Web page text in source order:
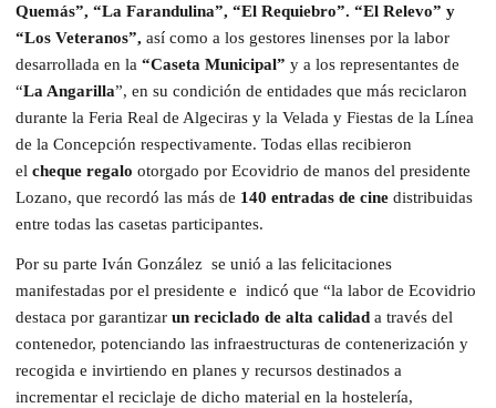
Quemás”, “La Farandulina”, “El Requiebro”. “El Relevo” y
“Los Veteranos”, así como a los gestores linenses por la labor
desarrollada en la “Caseta Municipal” y a los representantes de
“La Angarilla”, en su condición de entidades que más reciclaron
durante la Feria Real de Algeciras y la Velada y Fiestas de la Línea
de la Concepción respectivamente. Todas ellas recibieron
el cheque regalo otorgado por Ecovidrio de manos del presidente
Lozano, que recordó las más de 140 entradas de cine distribuidas
entre todas las casetas participantes.
Por su parte Iván González se unió a las felicitaciones
manifestadas por el presidente e indicó que “la labor de Ecovidrio
destaca por garantizar un reciclado de alta calidad a través del
contenedor, potenciando las infraestructuras de contenerización y
recogida e invirtiendo en planes y recursos destinados a
incrementar el reciclaje de dicho material en la hostelería,